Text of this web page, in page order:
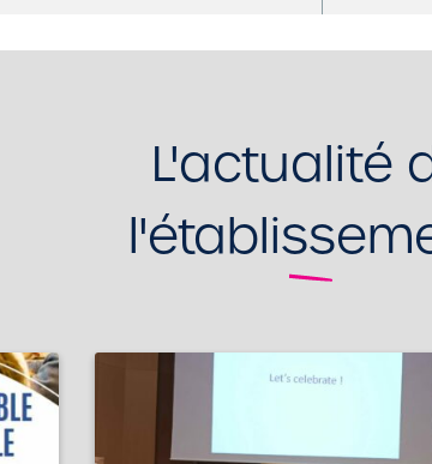
L'actualité